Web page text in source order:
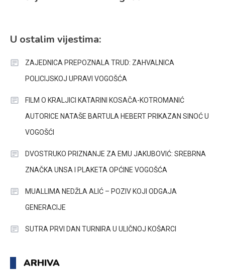
U ostalim vijestima:
ZAJEDNICA PREPOZNALA TRUD: ZAHVALNICA
POLICIJSKOJ UPRAVI VOGOŠĆA
FILM O KRALJICI KATARINI KOSAČA-KOTROMANIĆ
AUTORICE NATAŠE BARTULA HEBERT PRIKAZAN SINOĆ U
VOGOŠĆI
DVOSTRUKO PRIZNANJE ZA EMU JAKUBOVIĆ: SREBRNA
ZNAČKA UNSA I PLAKETA OPĆINE VOGOŠĆA
MUALLIMA NEDŽLA ALIĆ – POZIV KOJI ODGAJA
GENERACIJE
SUTRA PRVI DAN TURNIRA U ULIČNOJ KOŠARCI
ARHIVA